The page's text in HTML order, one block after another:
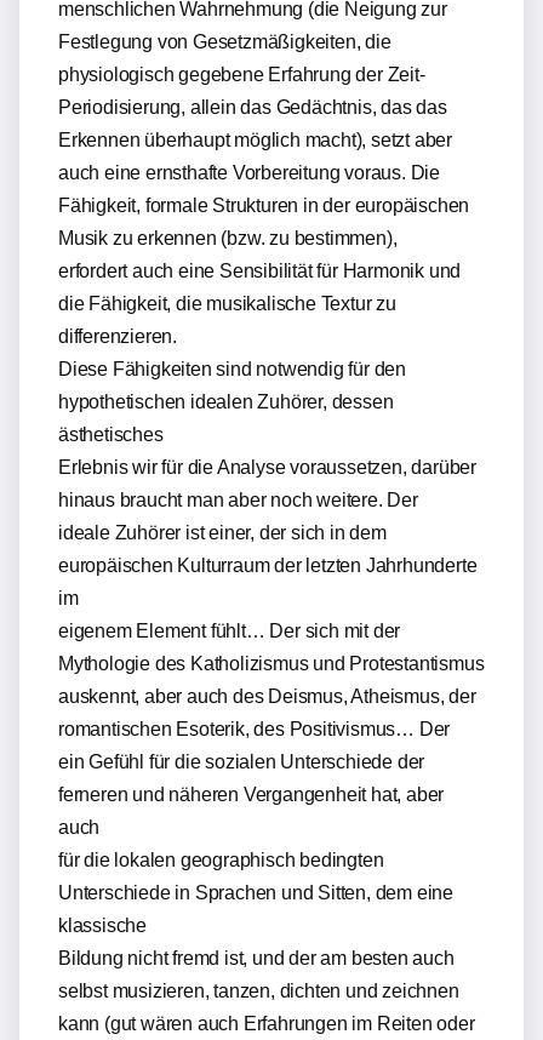
menschlichen Wahrnehmung (die Neigung zur
Festlegung von Gesetzmäßigkeiten, die
physiologisch gegebene Erfahrung der Zeit-
Periodisierung, allein das Gedächtnis, das das
Erkennen überhaupt möglich macht), setzt aber
auch eine ernsthafte Vorbereitung voraus. Die
Fähigkeit, formale Strukturen in der europäischen
Musik zu erkennen (bzw. zu bestimmen),
erfordert auch eine Sensibilität für Harmonik und
die Fähigkeit, die musikalische Textur zu
differenzieren.
Diese Fähigkeiten sind notwendig für den
hypothetischen idealen Zuhörer, dessen
ästhetisches
Erlebnis wir für die Analyse voraussetzen, darüber
hinaus braucht man aber noch weitere. Der
ideale Zuhörer ist einer, der sich in dem
europäischen Kulturraum der letzten Jahrhunderte
im
eigenem Element fühlt… Der sich mit der
Mythologie des Katholizismus und Protestantismus
auskennt, aber auch des Deismus, Atheismus, der
romantischen Esoterik, des Positivismus… Der
ein Gefühl für die sozialen Unterschiede der
ferneren und näheren Vergangenheit hat, aber
auch
für die lokalen geographisch bedingten
Unterschiede in Sprachen und Sitten, dem eine
klassische
Bildung nicht fremd ist, und der am besten auch
selbst musizieren, tanzen, dichten und zeichnen
kann (gut wären auch Erfahrungen im Reiten oder